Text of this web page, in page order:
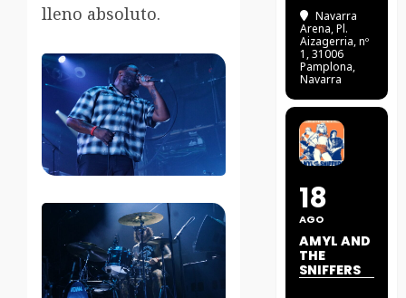
lleno absoluto.
Navarra
Arena, Pl.
Aizagerria, nº
1, 31006
Pamplona,
Navarra
18
AGO
AMYL AND
THE
SNIFFERS